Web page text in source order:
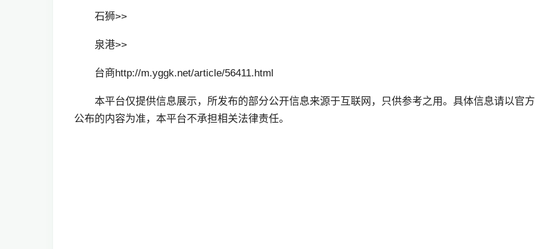
石狮>>
泉港>>
台商http://m.yggk.net/article/56411.html
本平台仅提供信息展示，所发布的部分公开信息来源于互联网，只供参考之用。具体信息请以官方
公布的内容为准，本平台不承担相关法律责任。